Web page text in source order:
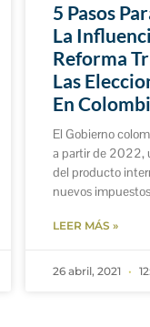
5 Pasos
La
Reforma
Las
En
El Gobierno
a partir de 2022,
del producto
nuevos
LEER MÁS »
26 abril, 2021